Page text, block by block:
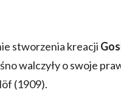
stworzenia kreacji
walczyły o swoje
(1909).